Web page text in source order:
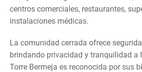
centros comerciales, restaurantes,
instalaciones médicas.
La comunidad cerrada ofrece
brindando privacidad y tranquilidad a
Torre Bermeja es reconocida por sus